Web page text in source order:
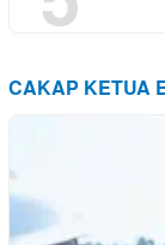
CAKAP KETUA